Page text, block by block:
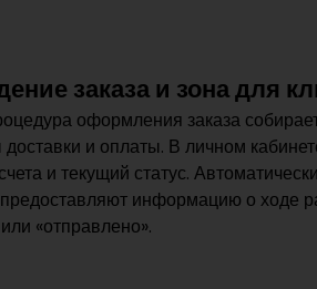
заказа и зона для
оформления заказа
и оплаты. В личном
и текущий статус.
предоставляют информацию о ходе
«отправлено».